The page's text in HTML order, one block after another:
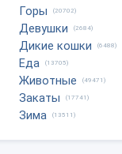
Горы (20702)
Девушки (2684)
Дикие кошки (6488)
Еда (13705)
Животные (49471)
Закаты (17741)
Зима (13511)